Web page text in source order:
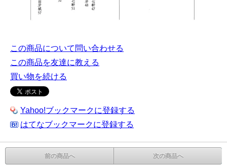
この商品について問い合わせる
この商品を友達に教える
買い物を続ける
Yahoo!ブックマークに登録する
はてなブックマークに登録する
前の商品へ 次の商品へ